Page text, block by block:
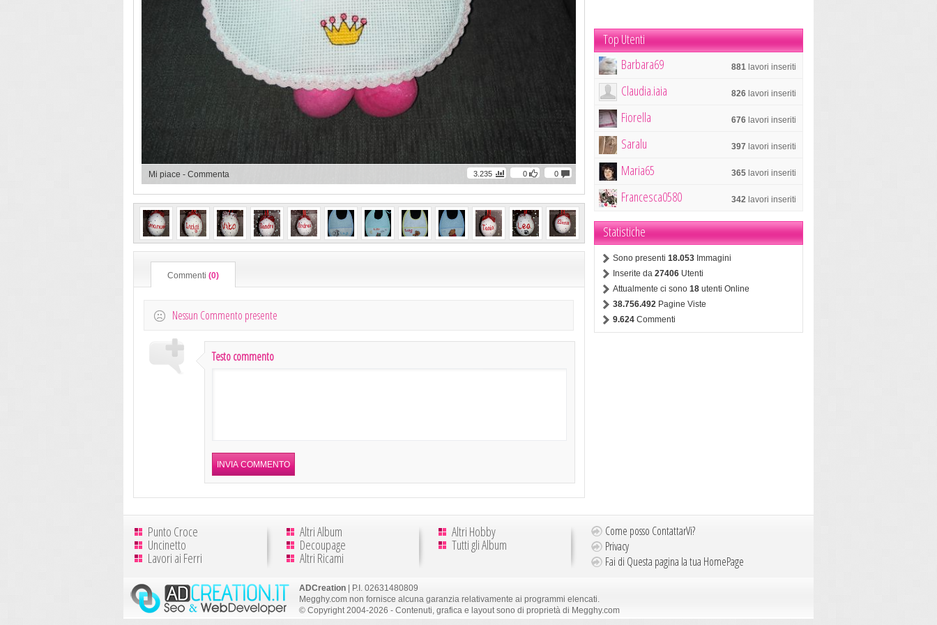
Mi piace - Commenta 3.235 0
0
Commenti (0)
Nessun Commento presente
Testo commento
Top Utenti
Barbara69
881 lavori inseriti
Claudia.iaia 826 lavori inseriti
Fiorella 676 lavori inseriti
Saralu 397 lavori inseriti
Maria65 365 lavori inseriti
Francesca0580 342 lavori inseriti
Statistiche
Sono presenti 18.053 Immagini
Inserite da 27406 Utenti
Attualmente ci sono 18 utenti Online
38.756.492 Pagine Viste
9.624 Commenti
Punto Croce
Uncinetto
Lavori ai Ferri
Altri Album
Decoupage
Altri Ricami
Altri Hobby
Tutti gli Album
Come posso ContattarVi?
Privacy
Fai di Questa pagina la tua HomePage
ADCreation | P.I. 02631480809
Megghy.com non fornisce alcuna garanzia relativamente ai programmi elencati.
© Copyright 2004-2026 - Contenuti, grafica e layout sono di proprietà di Megghy.com